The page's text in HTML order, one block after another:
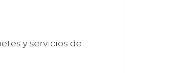
y servicios de